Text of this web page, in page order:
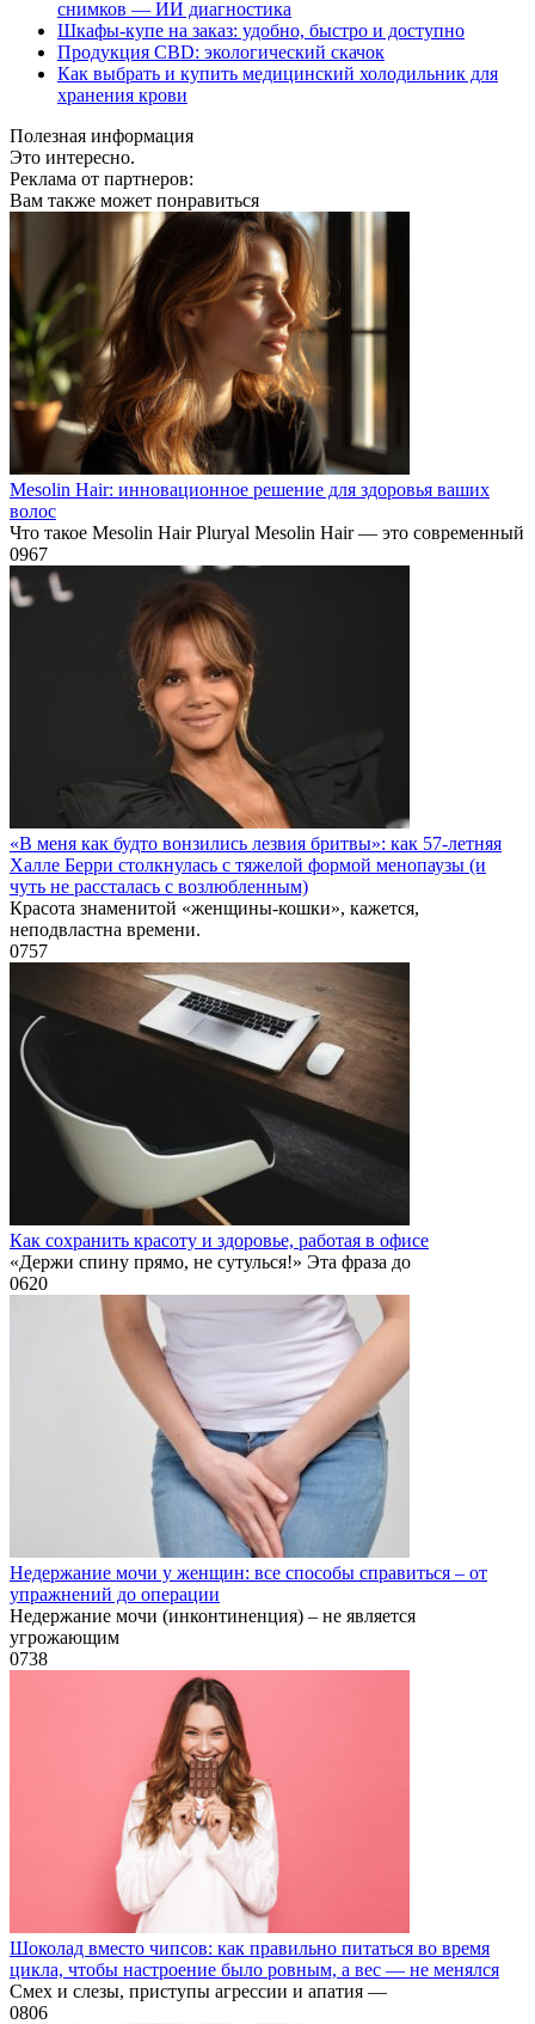
снимков — ИИ диагностика
Шкафы-купе на заказ: удобно, быстро и доступно
Продукция CBD: экологический скачок
Как выбрать и купить медицинский холодильник для
хранения крови
Полезная информация
Это интересно.
Реклама от партнеров:
Вам также может понравиться
Mesolin Hair: инновационное решение для здоровья ваших
волос
Что такое Mesolin Hair Pluryal Mesolin Hair — это современный
0967
«В меня как будто вонзились лезвия бритвы»: как 57-летняя
Халле Берри столкнулась с тяжелой формой менопаузы (и
чуть не рассталась с возлюбленным)
Красота знаменитой «женщины-кошки», кажется,
неподвластна времени.
0757
Как сохранить красоту и здоровье, работая в офисе
«Держи спину прямо, не сутулься!» Эта фраза до
0620
Недержание мочи у женщин: все способы справиться – от
упражнений до операции
Недержание мочи (инконтиненция) – не является
угрожающим
0738
Шоколад вместо чипсов: как правильно питаться во время
цикла, чтобы настроение было ровным, а вес — не менялся
Смех и слезы, приступы агрессии и апатия —
0806